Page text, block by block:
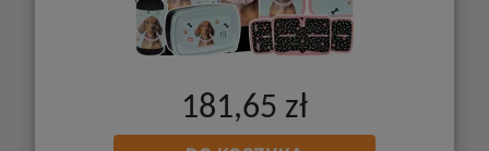
181,65 zł